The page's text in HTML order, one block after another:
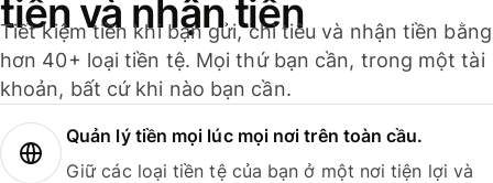
tiền và nhận tiền
Tiết kiệm tiền khi bạn gửi, chi tiêu và nhận tiền bằng
hơn 40+ loại tiền tệ. Mọi thứ bạn cần, trong một tài
khoản, bất cứ khi nào bạn cần.
Quản lý tiền mọi lúc mọi nơi trên toàn cầu.
Giữ các loại tiền tệ của bạn ở một nơi tiện lợi và